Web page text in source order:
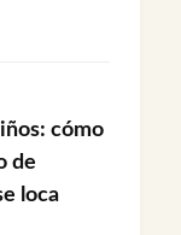
cómo
de
loca